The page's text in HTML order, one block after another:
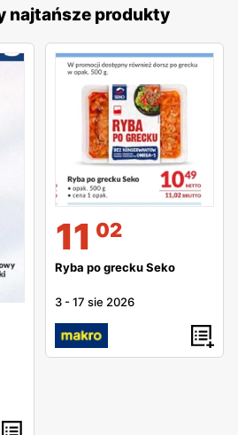
najtańsze produkty
11 02
Ryba po grecku Seko
3 -17 sie 2026